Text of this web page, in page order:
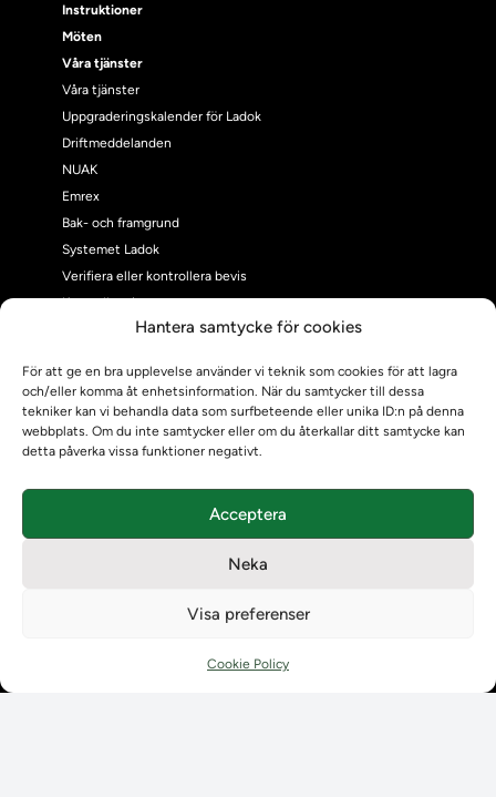
Hantera samtycke för cookies
För att ge en bra upplevelse använder vi teknik som cookies för att lagra
och/eller komma åt enhetsinformation. När du samtycker till dessa
tekniker kan vi behandla data som surfbeteende eller unika ID:n på denna
webbplats. Om du inte samtycker eller om du återkallar ditt samtycke kan
detta påverka vissa funktioner negativt.
Acceptera
Neka
Visa preferenser
Cookie Policy
Instruktioner
Möten
Våra tjänster
Våra tjänster
Uppgraderingskalender för Ladok
Driftmeddelanden
NUAK
Emrex
Bak- och framgrund
Systemet Ladok
Verifiera eller kontrollera bevis
Kontrollera intyg
Om Ladokkonsortiet
Ladokkonsortiet internationellt
Vision, strategi och produktplan
Teamens sammansättning och arbetet på Ladokkonsortiet
Användarkontakter
Policyer och dokument
Kontaktuppgifter till lärosätenas Ladoksupport
Kontaktuppgifter till Ladokkonsortiet